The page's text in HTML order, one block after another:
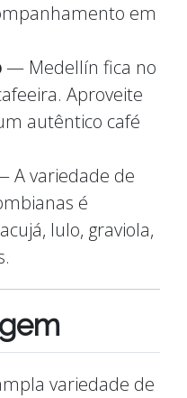
em
— Medellín fica no
Aproveite
autêntico café
A variedade de
é
lulo, graviola,
variedade de